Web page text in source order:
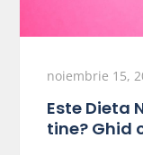
noiembrie 15,
Este Dieta
tine? Ghid